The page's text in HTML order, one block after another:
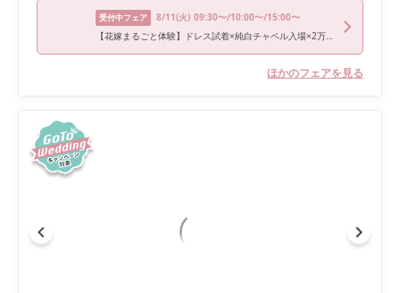
受付中フェア 8/11(火) 09:30〜/10:00〜/15:00〜
【花嫁まるごと体験】ドレス試着×純白チャペル入場×2万ギフト贈呈
ほかのフェアを見る